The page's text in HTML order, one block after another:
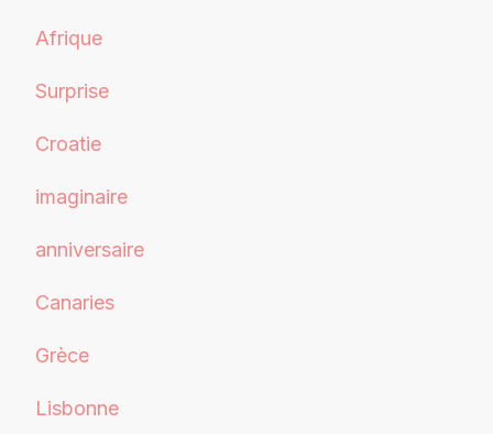
Afrique
Surprise
Croatie
imaginaire
anniversaire
Canaries
Grèce
Lisbonne